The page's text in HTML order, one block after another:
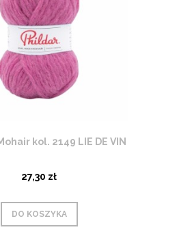
kol. 2149 LIE DE VIN
27,30 zł
DO KOSZYKA